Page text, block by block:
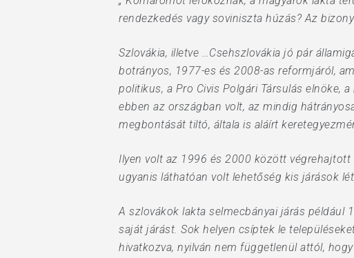
Hit enter to search or ESC to close
rendezkedés vagy soviniszta húzás? Az
Szlovákia, illetve …Csehszlovákia jó pár
botrányos, 1977-es és 2008-as reformjáról,
politikus, a Pro Civis Polgári Társulás elnöke,
ebben az országban volt, az mindig
megbontását tiltó, általa is aláírt
Ilyen volt az 1996 és 2000 között
ugyanis láthatóan volt lehetőség kis járások
A szlovákok lakta selmecbányai járás például
saját járást. Sok helyen csíptek le
hivatkozva, nyilván nem függetlenül attól,